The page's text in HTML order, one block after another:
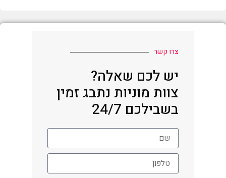
צרו קשר
יש לכם שאלה?
צוות מוניות נתבג זמין
בשבילכם 24/7